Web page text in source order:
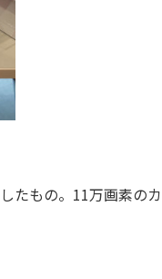
たもの。11万画素の